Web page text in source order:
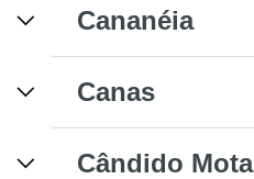
Cananéia
Canas
Cândido Mota